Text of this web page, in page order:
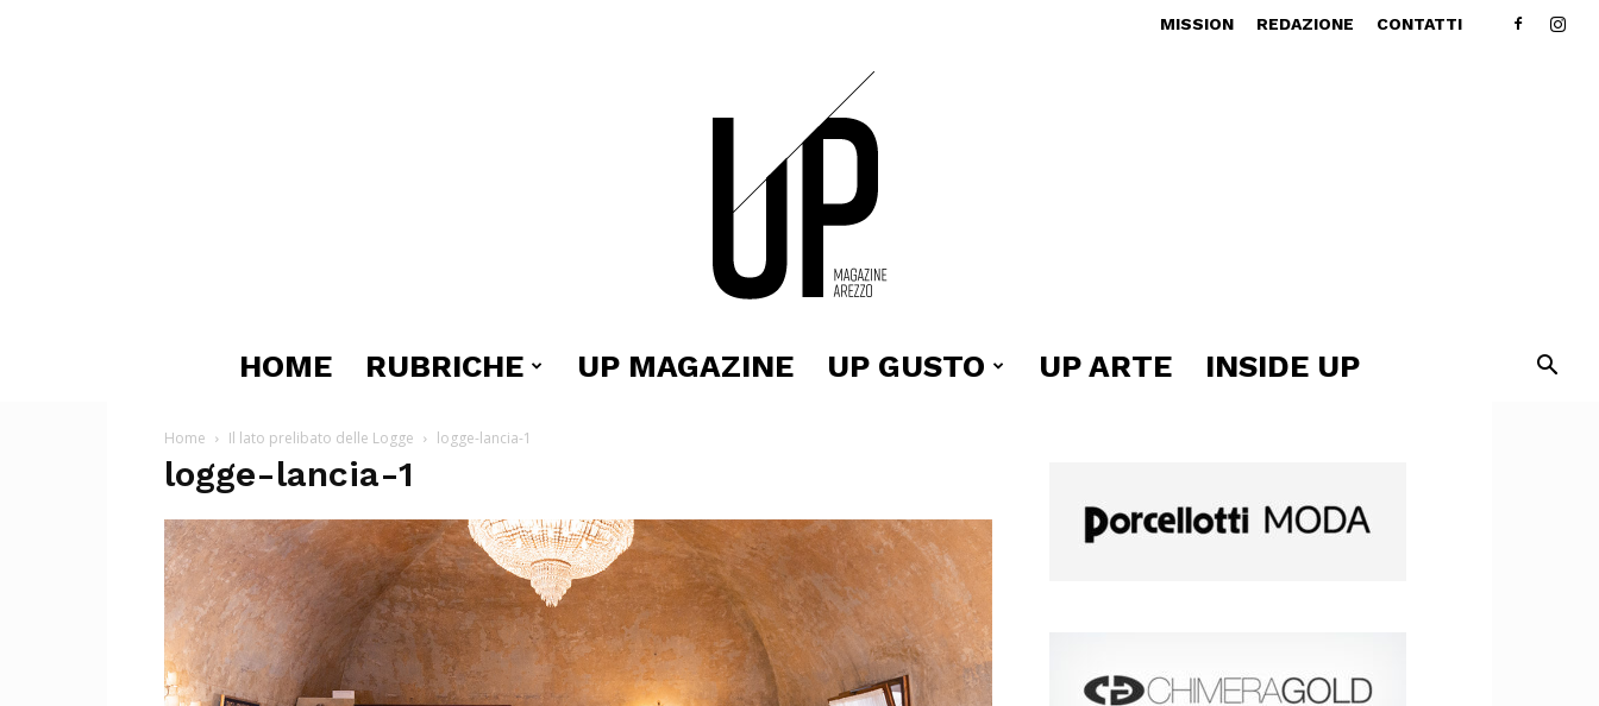
MISSION REDAZIONE CONTATTI
Magazine
HOME RUBRICHE UP MAGAZINE UP GUSTO UP ARTE INSIDE UP
Home Il lato prelibato delle Logge logge-lancia-1
logge-lancia-1